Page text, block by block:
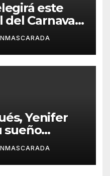
este
del Carnaval
Gran
gala
Televisión
Yenifer
sueño
vídeo de
Juan de
Grand Prix